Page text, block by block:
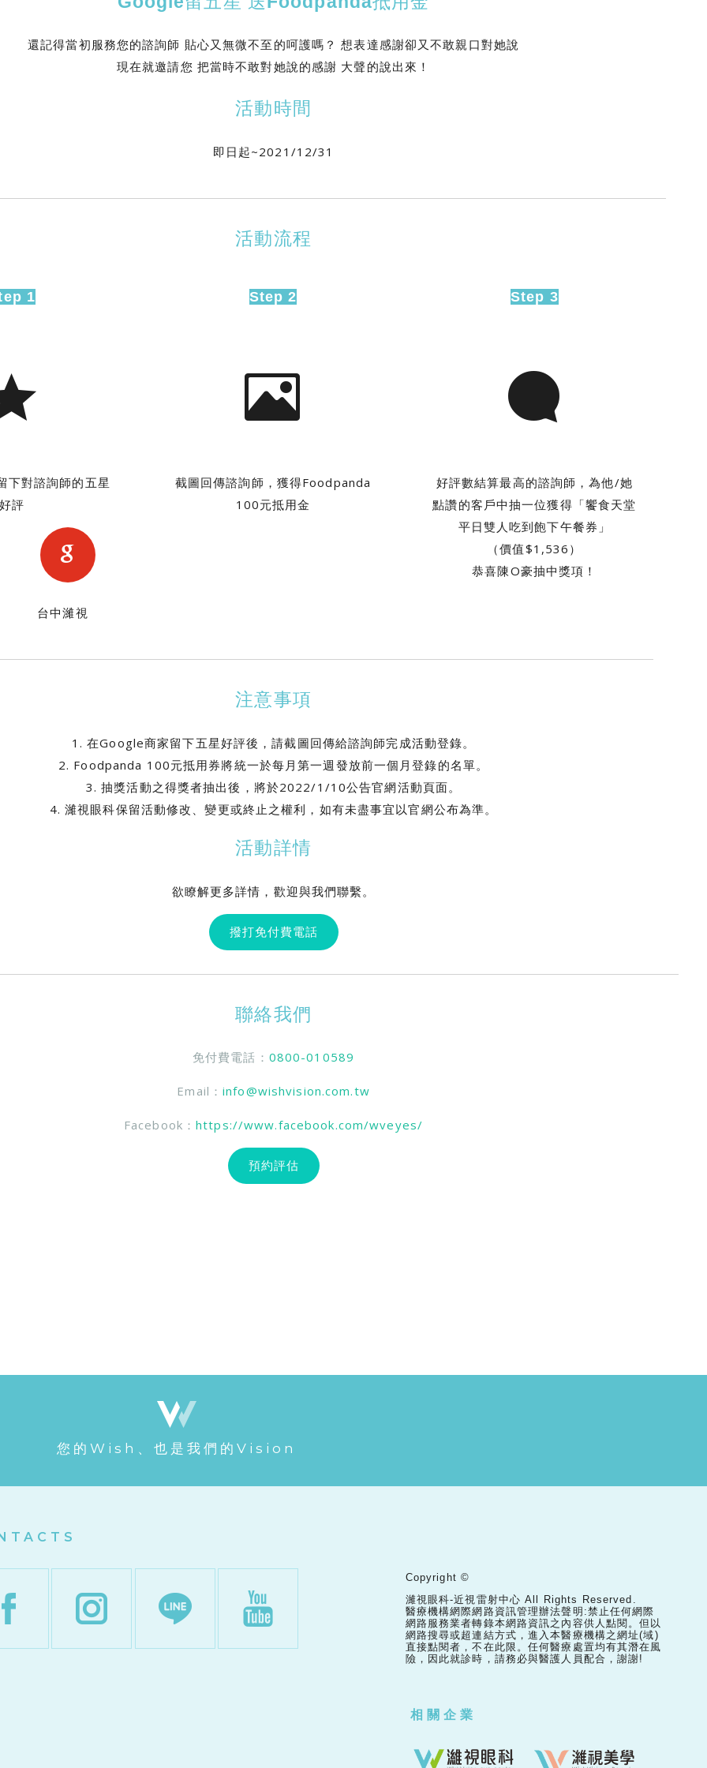
還記得當初服務您的諮詢師 貼心又無微不至的呵護嗎？ 想表達感謝卻又不敢親口對她說
現在就邀請您 把當時不敢對她說的感謝 大聲的說出來！
活動時間
即日起~2021/12/31
活動流程
1
下對諮詢師的五星
評
台中濰視
Step 2
截圖回傳諮詢師，獲得Foodpanda
100元抵用金
Step 3
好評數結算最高的諮詢師，為他/她
點讚的客戶中抽一位獲得「饗食天堂
平日雙人吃到飽下午餐券」
（價值$1,536）
恭喜陳O豪抽中獎項！
注意事項
1. 在Google商家留下五星好評後，請截圖回傳給諮詢師完成活動登錄。
2. Foodpanda 100元抵用券將統一於每月第一週發放前一個月登錄的名單。
3. 抽獎活動之得獎者抽出後，將於2022/1/10公告官網活動頁面。
4. 濰視眼科保留活動修改、變更或終止之權利，如有未盡事宜以官網公布為準。
活動詳情
欲瞭解更多詳情，歡迎與我們聯繫。
撥打免付費電話
聯絡我們
免付費電話： 0800-010589
Email： info@wishvision.com.tw
Facebook：https://www.facebook.com/wveyes/
預約評估
您的Wish、也是我們的Vision
Copyright ©
濰視眼科-近視雷射中心 All Rights Reserved.
醫療機構網際網路資訊管理辦法聲明:禁止任何網際
網路服務業者轉錄本網路資訊之內容供人點閱。但以
網路搜尋或超連結方式，進入本醫療機構之網址(域)
直接點閱者，不在此限。任何醫療處置均有其潛在風
險，因此就診時，請務必與醫護人員配合，謝謝!
相關企業